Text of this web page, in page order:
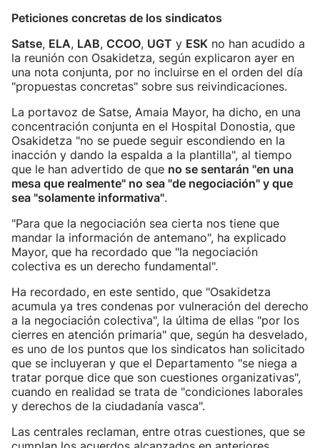
Peticiones concretas de los sindicatos
Satse, ELA, LAB, CCOO, UGT y ESK no han acudido a
la reunión con Osakidetza, según explicaron ayer en
una nota conjunta, por no incluirse en el orden del día
"propuestas concretas" sobre sus reivindicaciones.
La portavoz de Satse, Amaia Mayor, ha dicho, en una
concentración conjunta en el Hospital Donostia, que
Osakidetza "no se puede seguir escondiendo en la
inacción y dando la espalda a la plantilla", al tiempo
que le han advertido de que no se sentarán "en una
mesa que realmente" no sea "de negociación" y que
sea "solamente informativa".
"Para que la negociación sea cierta nos tiene que
mandar la información de antemano", ha explicado
Mayor, que ha recordado que "la negociación
colectiva es un derecho fundamental".
Ha recordado, en este sentido, que "Osakidetza
acumula ya tres condenas por vulneración del derecho
a la negociación colectiva", la última de ellas "por los
cierres en atención primaria" que, según ha desvelado,
es uno de los puntos que los sindicatos han solicitado
que se incluyeran y que el Departamento "se niega a
tratar porque dice que son cuestiones organizativas",
cuando en realidad se trata de "condiciones laborales
y derechos de la ciudadanía vasca".
Las centrales reclaman, entre otras cuestiones, que se